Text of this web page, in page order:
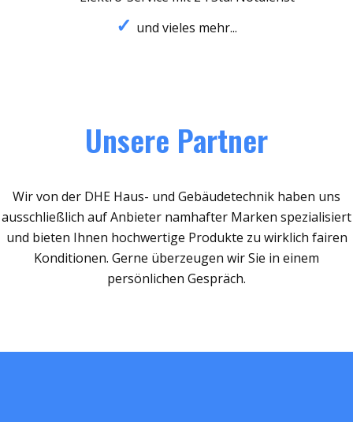
und vieles mehr...
Unsere Partner
Wir von der DHE Haus- und Gebäudetechnik haben uns
ausschließlich auf Anbieter namhafter Marken spezialisiert
und bieten Ihnen hochwertige Produkte zu wirklich fairen
Konditionen. Gerne überzeugen wir Sie in einem
persönlichen Gespräch.